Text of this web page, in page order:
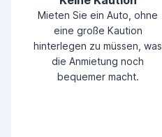
Mieten Sie ein Auto, ohne
eine große Kaution
hinterlegen zu müssen, was
die Anmietung noch
bequemer macht.